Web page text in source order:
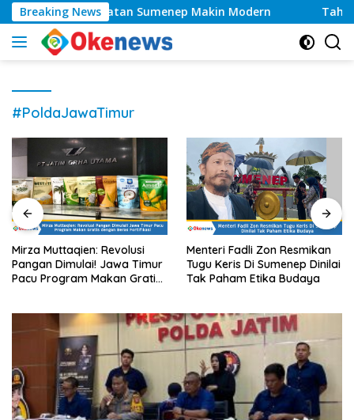
Langsung
ke
konten
Breaking News
Layanan Kesehatan Sumenep Makin Modern Tahun
#PoldaJawaTimur
Mirza Muttaqien: Revolusi
Pangan Dimulai! Jawa Timur
Pacu Program Makan Gratis
Menteri Fadli Zon Resmikan
Tugu Keris Di Sumenep Dinilai
Tak Paham Etika Budaya